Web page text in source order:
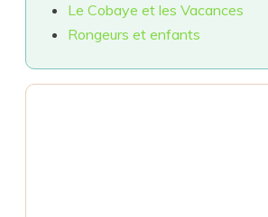
Le Cobaye et les Vacances
Rongeurs et enfants